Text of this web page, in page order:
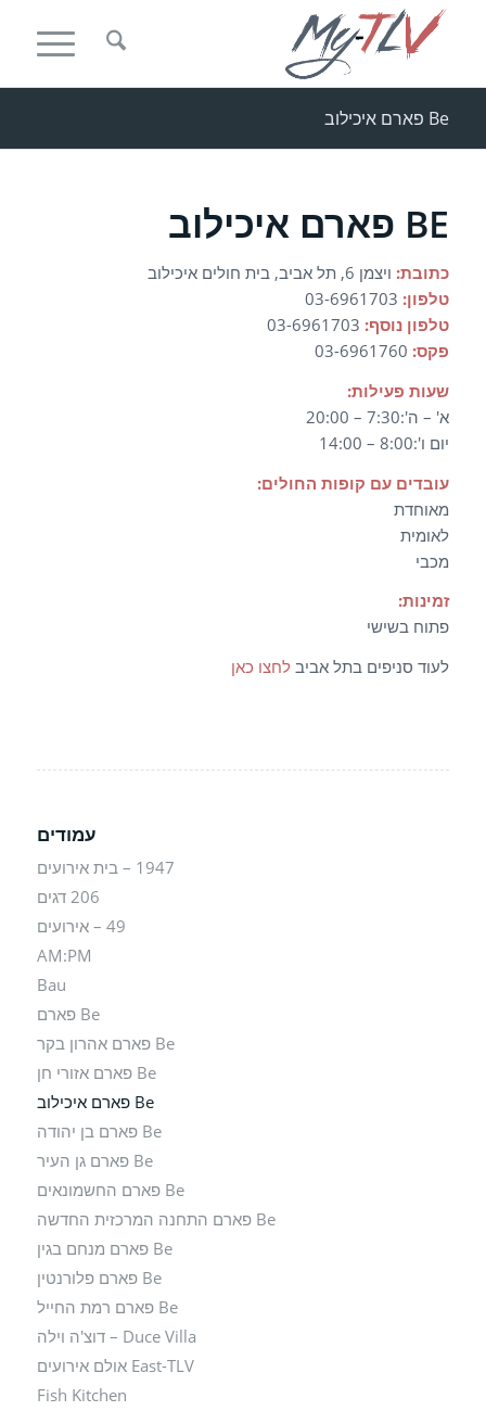
Be פארם איכילוב
BE פארם איכילוב
כתובת: ויצמן 6, תל אביב, בית חולים איכילוב
טלפון:
טלפון נוסף:
פקס:
שעות פעילות:
א' – ה':7:30 – 20:00
יום ו':8:00 – 14:00
עובדים עם קופות החולים:
מאוחדת
לאומית
מכבי
זמינות:
פתוח בשישי
לעוד סניפים בתל אביב לחצו כאן
עמודים
1947 – בית אירועים
206 דגים
49 – אירועים
AM:PM
Bau
Be פארם
Be פארם אהרון בקר
Be פארם אזורי חן
Be פארם איכילוב
Be פארם בן יהודה
Be פארם גן העיר
Be פארם החשמונאים
Be פארם התחנה המרכזית החדשה
Be פארם מנחם בגין
Be פארם פלורנטין
Be פארם רמת החייל
Duce Villa – דוצ'ה וילה
East-TLV אולם אירועים
Fish Kitchen